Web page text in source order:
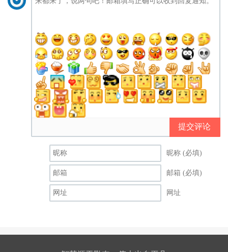
提交评论
昵称 (必填)
邮箱 (必填)
网址